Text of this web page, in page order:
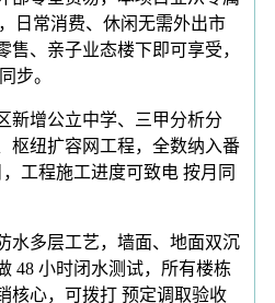
日常消费、休闲无需外出市
售、亲子业态楼下即可享受，
步。
增公立中学、三甲分析分
枢纽扩容网工程，全数纳入番
工程施工进度可致电 按月同
多层工艺，墙面、地面双沉
48 小时闭水测试，所有楼栋
核心，可拨打 预定调取验收